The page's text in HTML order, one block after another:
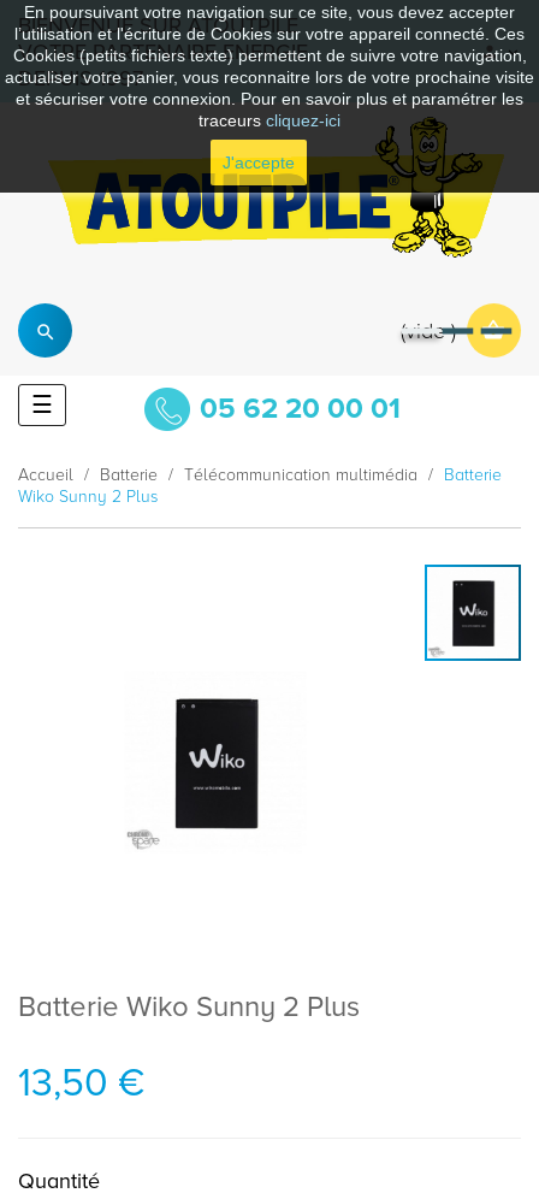
En poursuivant votre navigation sur ce site, vous devez accepter
l’utilisation et l'écriture de Cookies sur votre appareil connecté. Ces
Cookies (petits fichiers texte) permettent de suivre votre navigation,
actualiser votre panier, vous reconnaitre lors de votre prochaine visite
et sécuriser votre connexion. Pour en savoir plus et paramétrer les
traceurs cliquez-ici
J'accepte
BIENVENUE SUR ATOUTPILE
VOTRE PARTENAIRE ENERGIE
DEPUIS 1997
vide
Basculer
la
☰ 05 62 20 00 01
Accueil Batterie Télécommunication multimédia
Batterie
Wiko Sunny 2 Plus
Batterie Wiko Sunny 2 Plus
13,50 €
Quantité